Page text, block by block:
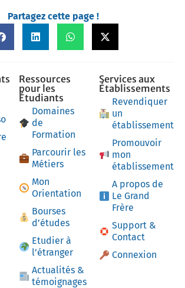
Partagez cette page !
Ressources
pour les
Étudiants
Domaines
de
Formation
Parcourir les
Métiers
Mon
Orientation
Bourses
d’études
Etudier à
l’étranger
Actualités &
témoignages
Services aux
Établissements
Revendiquer
un
établissement
Promouvoir
mon
établissement
A propos de
Le Grand
Frère
Support &
Contact
Connexion